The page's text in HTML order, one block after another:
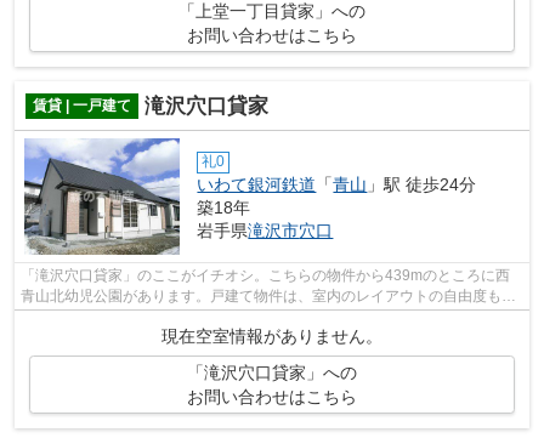
「上堂一丁目貸家」への
お問い合わせはこちら
賃貸 | 一戸建て 滝沢穴口貸家
礼0
いわて銀河鉄道 「青山 」駅 徒歩24分
築18年
岩手県滝沢市穴口
「滝沢穴口貸家」のここがイチオシ。こちらの物件から439mのところに西
青山北幼児公園があります。戸建て物件は、室内のレイアウトの自由度も高
現在空室情報がありません。
「滝沢穴口貸家」への
お問い合わせはこちら